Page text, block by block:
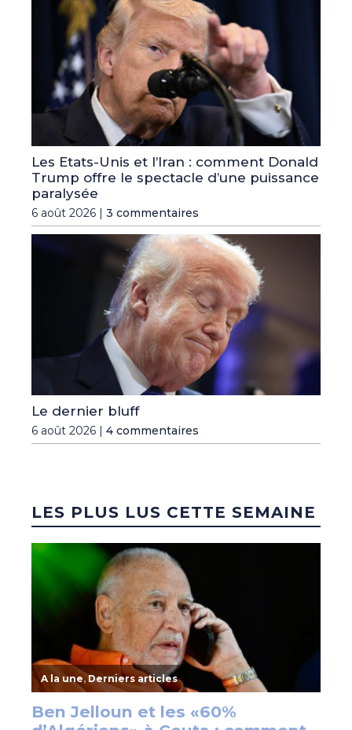
Les Etats-Unis et l’Iran : comment Donald
Trump offre le spectacle d’une puissance
paralysée
6 août 2026 | 3 commentaires
Le dernier bluff
6 août 2026 | 4 commentaires
LES PLUS LUS CETTE SEMAINE